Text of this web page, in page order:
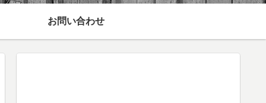
お問い合わせ